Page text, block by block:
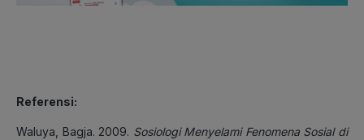
Referensi:
Waluya, Bagja. 2009. Sosiologi Menyelami Fenomena Sosial di